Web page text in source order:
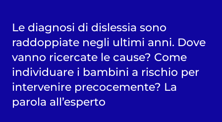
Le diagnosi di dislessia sono
raddoppiate negli ultimi anni. Dove
vanno ricercate le cause? Come
individuare i bambini a rischio per
intervenire precocemente? La
parola all’esperto